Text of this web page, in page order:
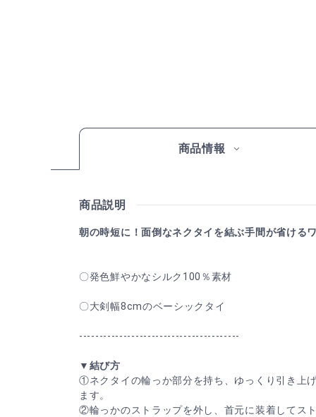
商品情報
商品説明
朝の時短に！面倒なネクタイを結ぶ手間が省ける
〇発色鮮やかなシルク100％素材
〇大剣幅8cmのベーシックタイ
----------------------------------------
▼結び方
①ネクタイの輪っか部分を持ち、ゆっくり引き上
ます。
②輪っかのストラップを外し、首元に装着してス